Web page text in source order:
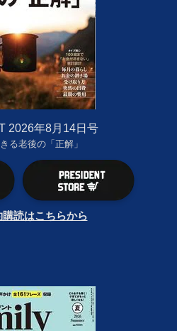
2026年8月14日号
る老後の「正解」
読はこちらから